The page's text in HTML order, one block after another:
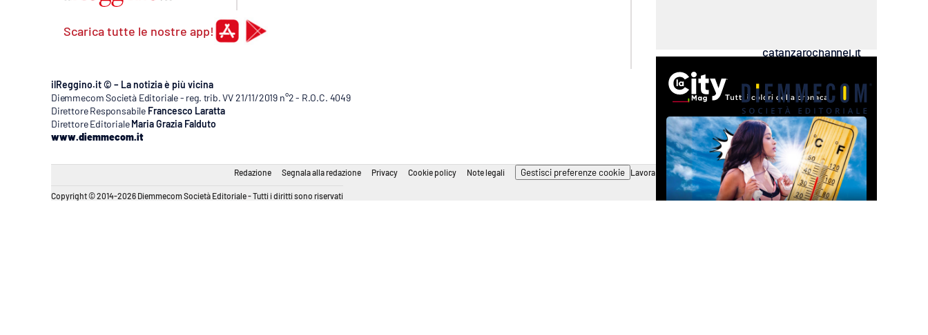
Scarica tutte le nostre app!
catanzarochannel.it
ilReggino.it © – La notizia è più vicina
Diemmecom Società Editoriale - reg. trib. VV 21/11/2019 n°2 - R.O.C. 4049
Direttore Responsabile Francesco Laratta
Direttore Editoriale Maria Grazia Falduto
www.diemmecom.it
Redazione Segnala alla redazione Privacy Cookie policy Note legali Gestisci preferenze cookie Lavora con noi
Copyright © 2014-2026 Diemmecom Società Editoriale - Tutti i diritti sono riservati